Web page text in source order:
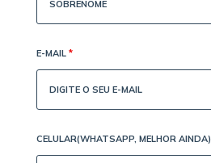
E-MAIL *
CELULAR(WHATSAPP, MELHOR AINDA)